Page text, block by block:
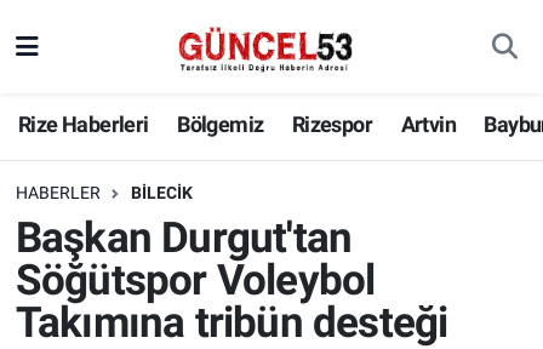
Rize Haberleri Bölgemiz Rizespor Artvin
HABERLER BILECIK
Başkan Durgut'tan
Söğütspor Voleybol
Takımına tribün desteği